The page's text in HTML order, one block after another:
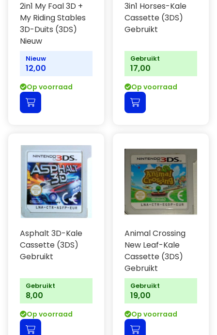
2in1 My Foal 3D +
My Riding Stables
3D-Duits (3DS)
Nieuw
Nieuw
12,00
Op voorraad
3in1 Horses-Kale
Cassette (3DS)
Gebruikt
Gebruikt
17,00
Op voorraad
Asphalt 3D-Kale
Cassette (3DS)
Gebruikt
Gebruikt
8,00
Op voorraad
Animal Crossing
New Leaf-Kale
Cassette (3DS)
Gebruikt
Gebruikt
19,00
Op voorraad